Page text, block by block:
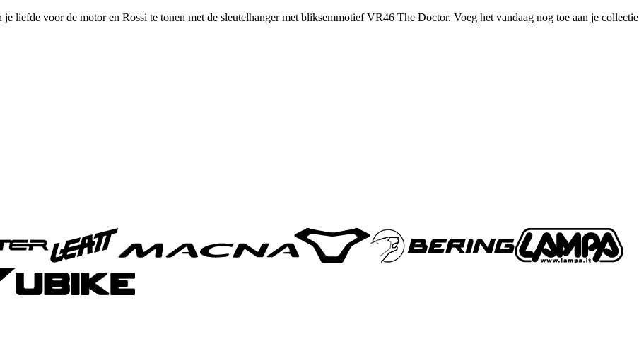
liefde voor de motor en Rossi te tonen met de sleutelhanger met bliksemmotief VR46 The Doctor. Voeg het vandaag nog toe aan je collectie